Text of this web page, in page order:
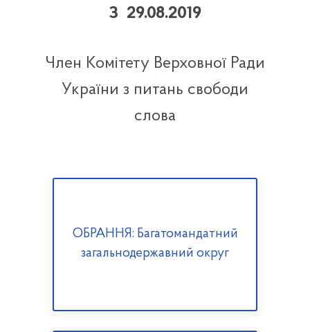
З 29.08.2019
Член Комітету Верховної Ради
України з питань свободи
слова
ОБРАННЯ: Багатомандатний
загальнодержавний округ